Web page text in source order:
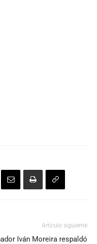
Artículo siguiente
Iván Moreira respaldó